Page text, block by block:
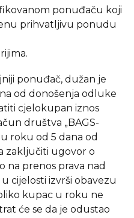
ponuđaču koji
prihvatljivu ponudu
ponuđač, dužan je
od donošenja odluke
cjelokupan iznos
društva „BAGS-
u roku od 5 dana od
zaključiti ugovor o
na prenos prava nad
cijelosti izvrši obavezu
kupac u roku ne
će se da je odustao